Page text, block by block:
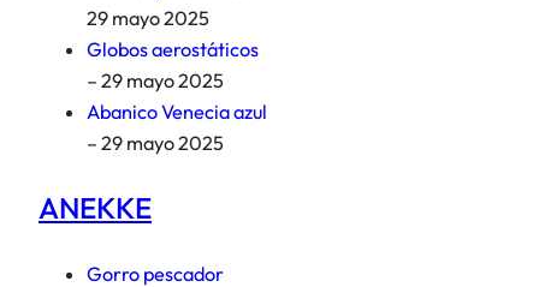
29 mayo 2025
Globos aerostáticos
– 29 mayo 2025
Abanico Venecia azul
– 29 mayo 2025
ANEKKE
Gorro pescador